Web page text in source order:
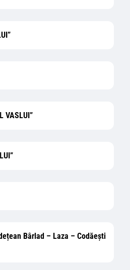
VASLUI”
Bârlad – Laza – Codăești